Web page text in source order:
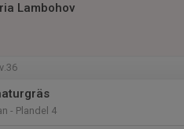
Lambohov
v.36
- Plandel 4